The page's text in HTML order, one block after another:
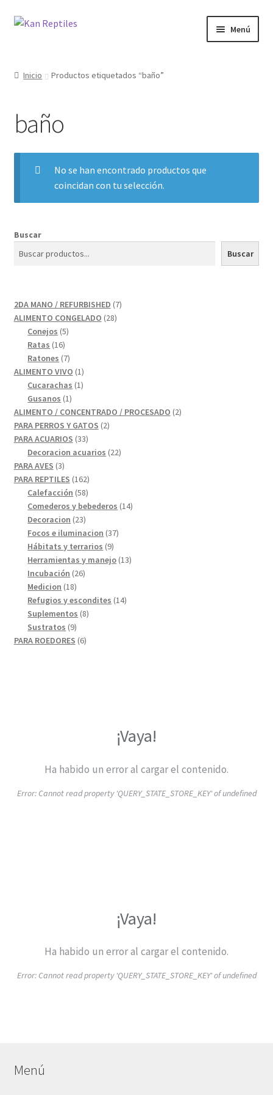
Ir
Ir
Menú
Blog
Inicio Productos etiquetados “baño”
baño
No se han encontrado productos que
coincidan con tu selección.
Buscar
Buscar
2DA MANO / REFURBISHED 77
ALIMENTO CONGELADO 2828
Conejos 55
Ratas 1616
productos
Ratones 77
productos
ALIMENTO VIVO 11
producto
Cucarachas 11
Gusanos 11
producto
ALIMENTO / CONCENTRADO / PROCESADO 22
PARA PERROS Y GATOS 22
PARA ACUARIOS 3333
productos
Decoracion acuarios 2222
PARA AVES 33
productos
PARA REPTILES 162162
productos
Calefacción 5858
productos
Comederos y bebederos 1414
Decoracion 2323
productos
Focos e iluminacion 3737
Hábitats y terrarios 99
productos
Herramientas y manejo 1313
Incubación 2626
Medicion 1818
productos
Refugios y escondites 1414
Suplementos 88
Sustratos 99
productos
PARA ROEDORES 66
¡Vaya!
Ha habido un error al cargar el contenido.
Error: Cannot read property 'QUERY_STATE_STORE_KEY' of undefined
¡Vaya!
Ha habido un error al cargar el contenido.
Error: Cannot read property 'QUERY_STATE_STORE_KEY' of undefined
Menú